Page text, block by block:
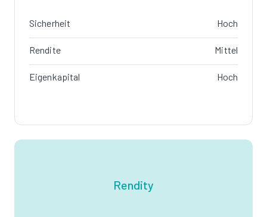
Sicherheit Hoch
Rendite Mittel
Eigenkapital Hoch
Rendity